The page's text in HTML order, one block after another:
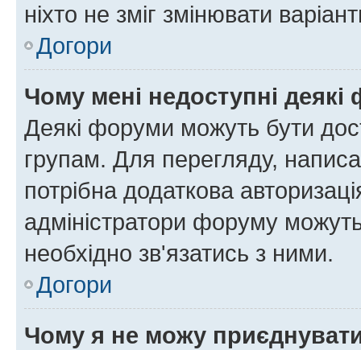
ніхто не зміг змінювати
Догори
Чому мені недоступні
Деякі форуми можуть бути
групам. Для перегляду,
потрібна додаткова
адміністратори форуму
необхідно зв'язатись з ними.
Догори
Чому я не можу